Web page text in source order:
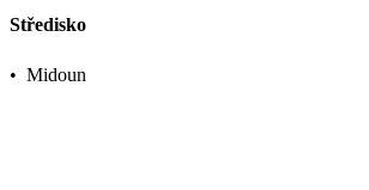
Středisko
• Midoun